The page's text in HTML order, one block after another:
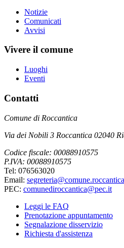
Notizie
Comunicati
Avvisi
Vivere il comune
Luoghi
Eventi
Contatti
Comune di Roccantica
Via dei Nobili 3 Roccantica 02040
Codice fiscale: 00088910575
P.IVA: 00088910575
Tel: 076563020
Email:
PEC: comunediroccantica@pec.it
Leggi le FAQ
Prenotazione appuntamento
Segnalazione disservizio
Richiesta d'assistenza